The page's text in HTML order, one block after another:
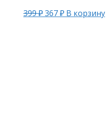
399₽367₽ В корзину